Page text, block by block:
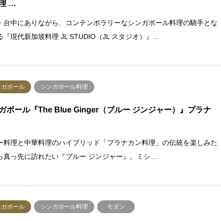
…
台中にありながら、コンテンポラリーなシンガポール料理の騎手とな
『現代新加坡料理 JL STUDIO（JL スタジオ）』…
ポール シンガポール料理
ポール『The Blue Ginger（ブルー ジンジャー）』プラナ
料理と中華料理のハイブリッド「プラナカン料理」の伝統を楽しみた
真っ先に訪れたい『ブルー ジンジャー』。ミシ…
ポール シンガポール料理 モダン